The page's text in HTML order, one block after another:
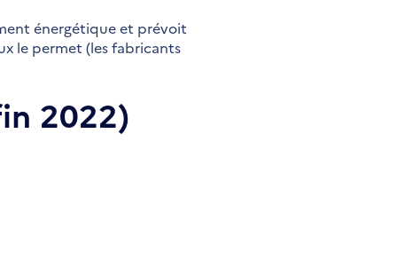
énergétique et prévoit
le permet (les fabricants
2022)